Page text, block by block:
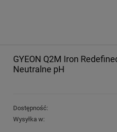
GYEON Q2M Iron
Neutralne pH
Dostępność:
Wysyłka w: